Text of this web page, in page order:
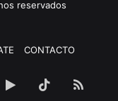
reservados
CONTACTO
Google TikTokRSS